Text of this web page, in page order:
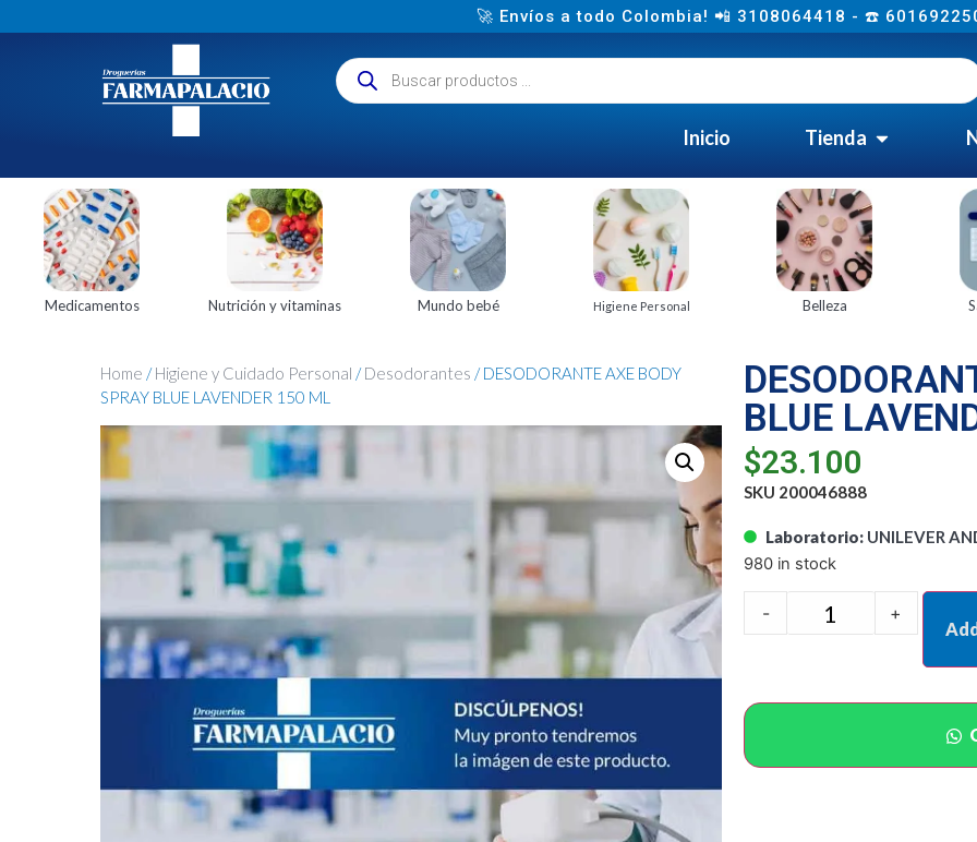
🚀 Envíos a todo Colombia! 📲 3108064418 - ☎️
Inicio Tienda
Medicamentos Nutrición y vitaminas Mundo bebé Higiene Personal Belleza
Home /Higiene y Cuidado Personal /Desodorantes / DESODORANTE AXE BODY
SPRAY BLUE LAVENDER 150 ML
BLUE
$23.100
SKU 200046888
Laboratorio: UNILEVER
980 in stock
- +